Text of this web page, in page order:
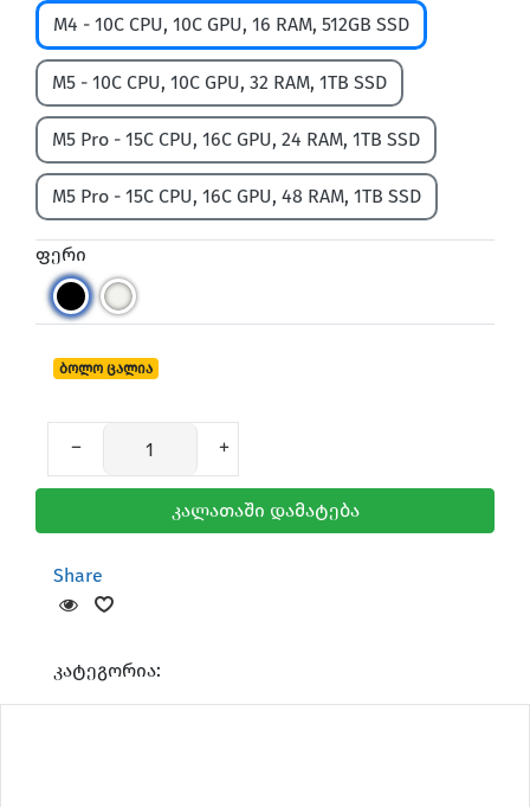
M4 - 10C CPU, 10C GPU, 16 RAM, 512GB SSD
M5 - 10C CPU, 10C GPU, 32 RAM, 1TB SSD
M5 Pro - 15C CPU, 16C GPU, 24 RAM, 1TB SSD
M5 Pro - 15C CPU, 16C GPU, 48 RAM, 1TB SSD
ფერი
ბოლო ცალია
კალათაში დამატება
Share
კატეგორია: